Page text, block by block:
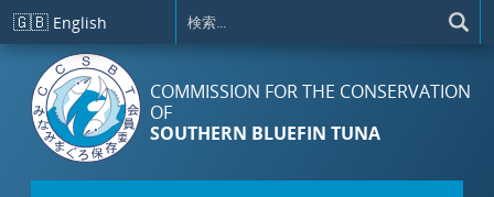
メインコンテンツに移動
🇬🇧 English
COMMISSION FOR THE CONSERVATION
OF
SOUTHERN BLUEFIN TUNA